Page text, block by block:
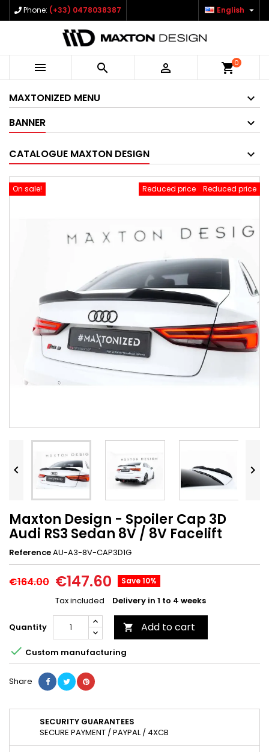
Phone: (+33) 0478038387 English 
   shopping_cart0
MAXTONIZED MENU
BANNER
CATALOGUE MAXTON DESIGN
On sale! Reduced price
Reduced price
 
Maxton Design - Spoiler Cap 3D
Audi RS3 Sedan 8V / 8V Facelift
ReferenceAU-A3-8V-CAP3D1G
€164.00 €147.60 Save 10%
Tax included Delivery in 1 to 4 weeks
Quantity  Add to cart
 Custom manufacturing
Share
SECURITY GUARANTEES
SECURE PAYMENT / PAYPAL / 4XCB